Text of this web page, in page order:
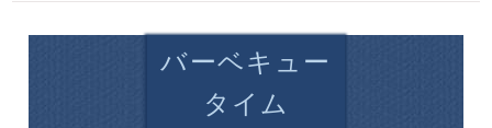
バーベキュー
タイム